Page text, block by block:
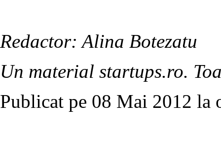
Redactor: Alina Botezatu
Un material startups.ro.
Publicat pe 08 Mai 2012 la